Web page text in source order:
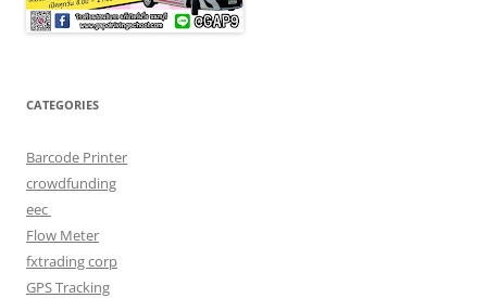
CATEGORIES
Barcode Printer
crowdfunding
eec
Flow Meter
fxtrading corp
GPS Tracking